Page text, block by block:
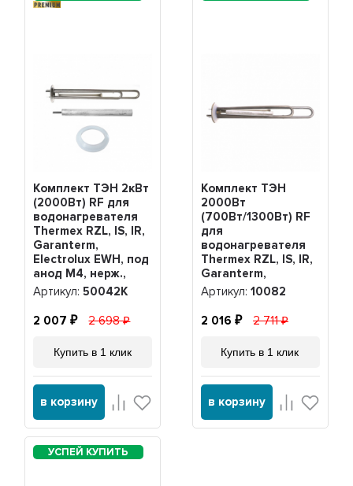
PREMIUM
Комплект ТЭН 2кВт
(2000Вт) RF для
водонагревателя
Thermex RZL, IS, IR,
Garanterm,
Electrolux EWH, под
анод М4, нерж.,
PREMIUM +
прокладка + анод,
50042K
Артикул:50042K
2 007 2 698
Купить в 1 клик
в корзину
Комплект ТЭН
2000Вт
(700Вт/1300Вт) RF
для
водонагревателя
Thermex RZL, IS, IR,
Garanterm,
Electrolux EWH,
нерж. + анод +
прокладка, 10082
Артикул: 10082
2 016 2 711
Купить в 1 клик
в корзину